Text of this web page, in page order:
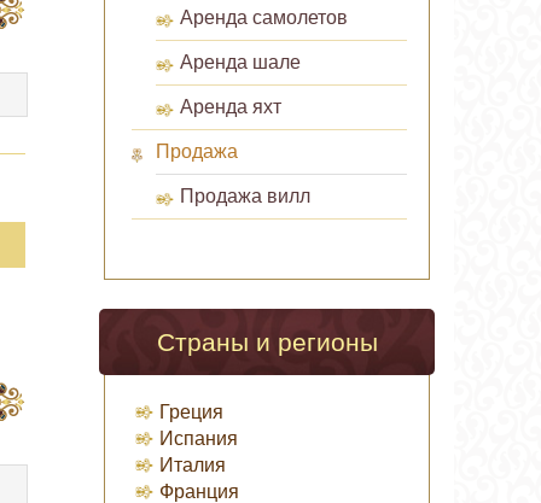
Аренда самолетов
Аренда шале
Аренда яхт
Продажа
Продажа вилл
Страны и регионы
Греция
Испания
Италия
Франция